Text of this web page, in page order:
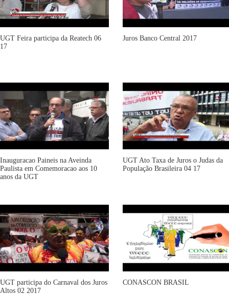
UGT Feira participa da Reatech 06
17
Juros Banco Central 2017
Inauguracao Paineis na Aveinda
Paulista em Comemoracao aos 10
anos da UGT
UGT Ato Taxa de Juros o Judas da
População Brasileira 04 17
UGT participa do Carnaval dos Juros
Altos 02 2017
CONASCON BRASIL